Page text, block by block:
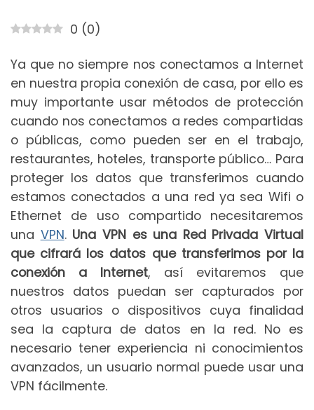
0 (0)
Ya que no siempre nos conectamos a Internet
en nuestra propia conexión de casa, por ello es
muy importante usar métodos de protección
cuando nos conectamos a redes compartidas
o públicas, como pueden ser en el trabajo,
restaurantes, hoteles, transporte público… Para
proteger los datos que transferimos cuando
estamos conectados a una red ya sea Wifi o
Ethernet de uso compartido necesitaremos
una VPN. Una VPN es una Red Privada Virtual
que cifrará los datos que transferimos por la
conexión a Internet, así evitaremos que
nuestros datos puedan ser capturados por
otros usuarios o dispositivos cuya finalidad
sea la captura de datos en la red. No es
necesario tener experiencia ni conocimientos
avanzados, un usuario normal puede usar una
VPN fácilmente.